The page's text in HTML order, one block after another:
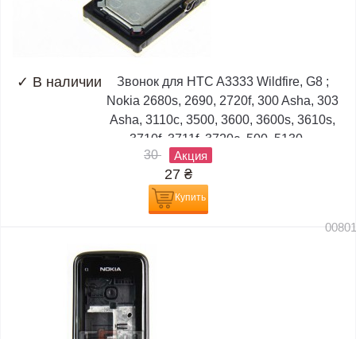
✓ В наличии
Звонок для HTC A3333 Wildfire, G8 ;
Nokia 2680s, 2690, 2720f, 300 Asha, 303
Asha, 3110c, 3500, 3600, 3600s, 3610s,
3710f, 3711f, 3720c, 500, 5130,...
30
Акция
27 ₴
Купить